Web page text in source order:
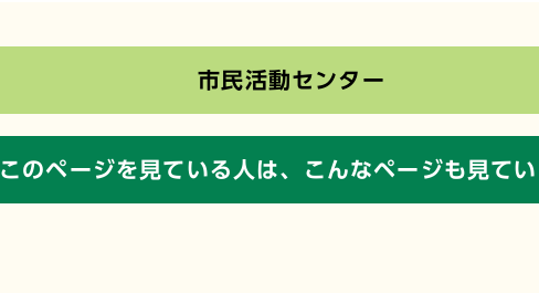
市民活動センター
このページを見ている人は、 こんなページも見て